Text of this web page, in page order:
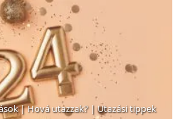
|Hová utazzak? |Utazási tippek